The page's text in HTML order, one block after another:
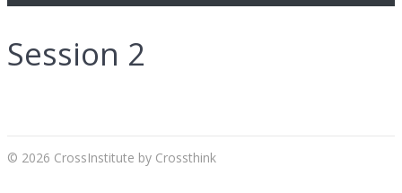
Session 2
de
© 2026 CrossInstitute by Crossthink